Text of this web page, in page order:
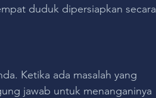
duduk dipersiapkan secara
Ketika ada masalah yang
jawab untuk menanganinya